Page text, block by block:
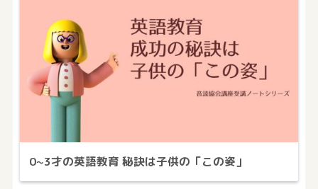
0~3才の英語教育 秘訣は子供の「この姿」